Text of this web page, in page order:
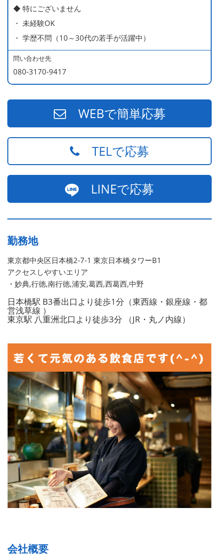
◆ 特にございません
・ 未経験OK
・ 学歴不問（10～30代の若手が活躍中）
問い合わせ先
080-3170-9417
WEBで簡単応募
TELで応募
LINEで応募
勤務地
東京都中央区日本橋2-7-1 東京日本橋タワーB1
アクセスしやすいエリア
・妙典,行徳,南行徳,浦安,葛西,西葛西,中野
日本橋駅 B3番出口より徒歩1分（東西線・銀座線・都
営浅草線 ）
東京駅 八重洲北口より徒歩3分 （JR・丸ノ内線）
会社概要